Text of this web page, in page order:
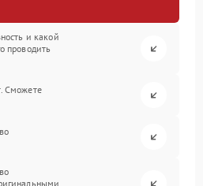
и какой
проводить
Сможете